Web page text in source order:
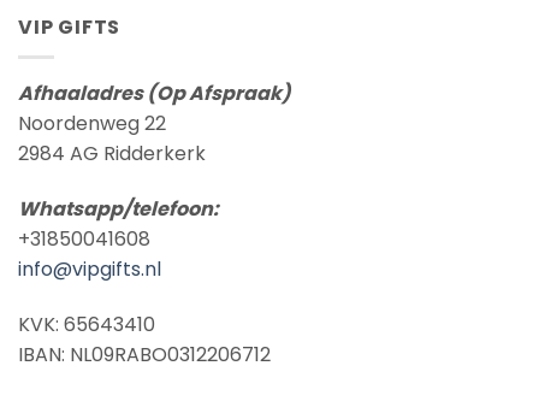
VIP GIFTS
Afhaaladres (Op Afspraak)
Noordenweg 22
2984 AG Ridderkerk
Whatsapp/telefoon:
+31850041608
info@vipgifts.nl
KVK: 65643410
IBAN: NL09RABO0312206712